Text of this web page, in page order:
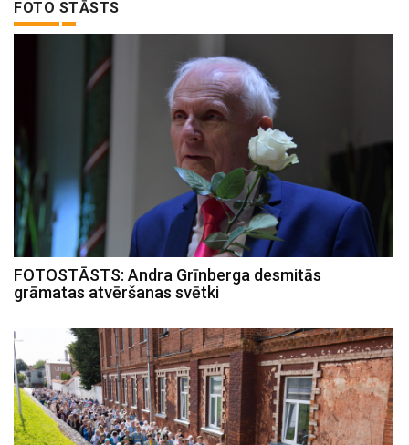
FOTO STĀSTS
FOTOSTĀSTS: Andra Grīnberga desmitās
grāmatas atvēršanas svētki